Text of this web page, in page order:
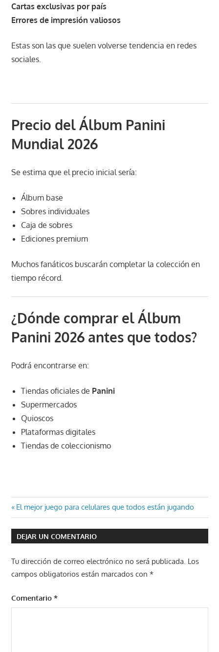
Cartas exclusivas por país
Errores de impresión valiosos
Estas son las que suelen volverse tendencia en redes
sociales.
Precio del Álbum Panini
Mundial 2026
Se estima que el precio inicial sería:
Álbum base
Sobres individuales
Caja de sobres
Ediciones premium
Muchos fanáticos buscarán completar la colección en
tiempo récord.
¿Dónde comprar el Álbum
Panini 2026 antes que todos?
Podrá encontrarse en:
Tiendas oficiales de Panini
Supermercados
Quioscos
Plataformas digitales
Tiendas de coleccionismo
Navegación
de
entradas
Entrada
anterior:
El mejor juego para celulares que todos están jugando
DEJAR UN COMENTARIO
Tu dirección de correo electrónico no será publicada. Los
campos obligatorios están marcados con *
Comentario *